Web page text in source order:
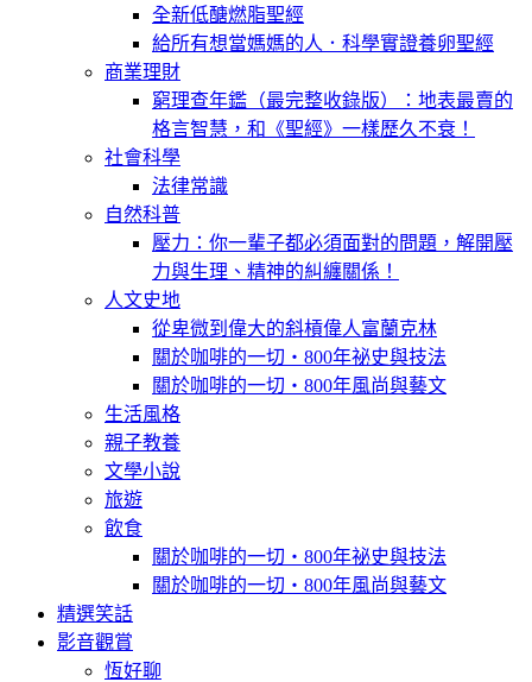
全新低醣燃脂聖經
給所有想當媽媽的人．科學實證養卵聖經
商業理財
窮理查年鑑（最完整收錄版）：地表最賣的
格言智慧，和《聖經》一樣歷久不衰！
社會科學
法律常識
自然科普
壓力：你一輩子都必須面對的問題，解開壓
力與生理、精神的糾纏關係！
人文史地
從卑微到偉大的斜槓偉人富蘭克林
關於咖啡的一切‧800年祕史與技法
關於咖啡的一切‧800年風尚與藝文
生活風格
親子教養
文學小說
旅遊
飲食
關於咖啡的一切‧800年祕史與技法
關於咖啡的一切‧800年風尚與藝文
精選笑話
影音觀賞
恆好聊